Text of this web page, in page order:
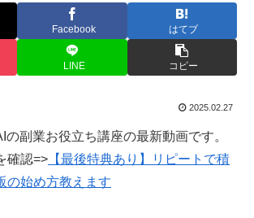
Facebook はてブ
LINE コピー
2025.02.27
の副業お役立ち講座の最新動画です。
確認=> 【最後特典あり】リピートで積
の始め方教えます